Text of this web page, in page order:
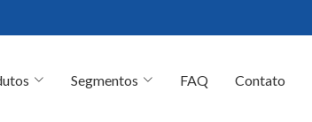
Segmentos FAQ Contato